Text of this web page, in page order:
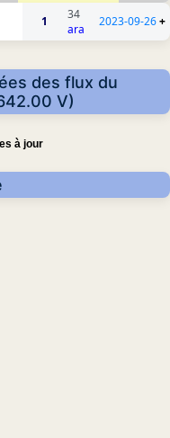
1
34
ara
2023-09-26+
des flux du
V)
à jour